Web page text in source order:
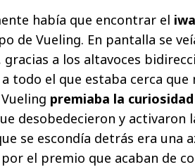
había que encontrar el
de Vueling. En pantalla se
gracias a los altavoces
todo el que estaba cerca que
premiaba la
desobedecieron y activaron
se escondía detrás era una
el premio que acaban de